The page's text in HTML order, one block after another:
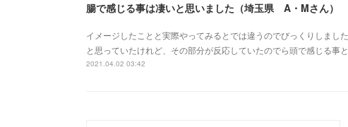
腸で感じる事は凄いと思いました（埼玉県 A・Mさん）
イメージしたことと実際やってみるとでは違うのでびっくりしま
と思っていたけれど、その部分が反応していたのでら頭で感じる事
2021.04.02 03:42